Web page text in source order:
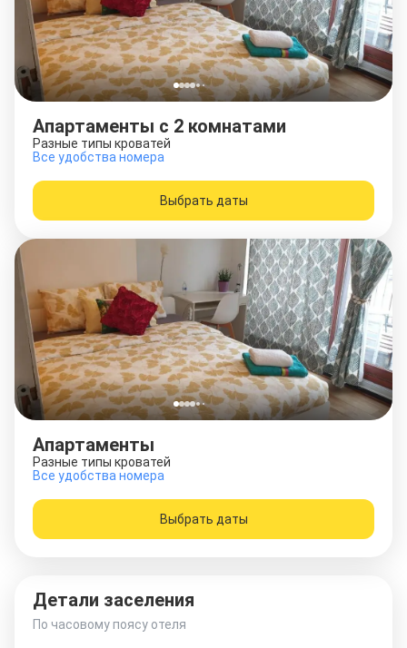
Апартаменты с 2 комнатами
Разные типы кроватей
Все удобства номера
Выбрать даты
Апартаменты
Разные типы кроватей
Все удобства номера
Выбрать даты
Детали заселения
По часовому поясу отеля